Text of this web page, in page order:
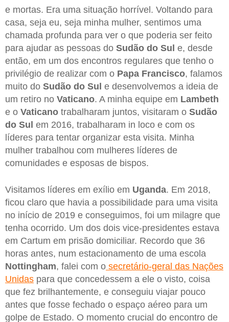
e mortas. Era uma situação horrível. Voltando para
casa, seja eu, seja minha mulher, sentimos uma
chamada profunda para ver o que poderia ser feito
para ajudar as pessoas do Sudão do Sul e, desde
então, em um dos encontros regulares que tenho o
privilégio de realizar com o Papa Francisco, falamos
muito do Sudão do Sul e desenvolvemos a ideia de
um retiro no Vaticano. A minha equipe em Lambeth
e o Vaticano trabalharam juntos, visitaram o Sudão
do Sul em 2016, trabalharam in loco e com os
líderes para tentar organizar esta visita. Minha
mulher trabalhou com mulheres líderes de
comunidades e esposas de bispos.
Visitamos líderes em exílio em Uganda. Em 2018,
ficou claro que havia a possibilidade para uma visita
no início de 2019 e conseguimos, foi um milagre que
tenha ocorrido. Um dos dois vice-presidentes estava
em Cartum em prisão domiciliar. Recordo que 36
horas antes, num estacionamento de uma escola
Nottingham, falei com o secretário-geral das Nações
Unidas para que concedessem a ele o visto, coisa
que fez brilhantemente, e conseguiu viajar pouco
antes que fosse fechado o espaço aéreo para um
golpe de Estado. O momento crucial do encontro de